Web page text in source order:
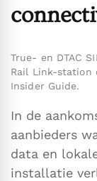
True- en DTAC
Rail Link-station
Insider Guide.
In de
aanbieders
data en
installatie